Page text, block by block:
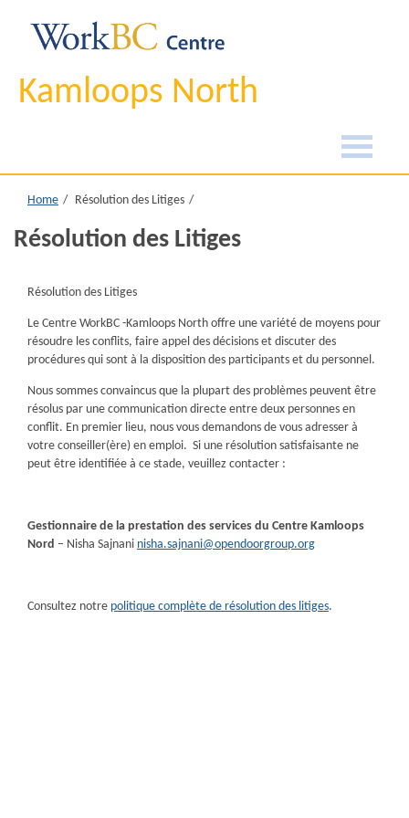
Kamloops North
Home Résolution des Litiges
Résolution des Litiges
Résolution des Litiges
Le Centre WorkBC -Kamloops North offre une variété de moyens pour
résoudre les conflits, faire appel des décisions et discuter des
procédures qui sont à la disposition des participants et du personnel.
Nous sommes convaincus que la plupart des problèmes peuvent être
résolus par une communication directe entre deux personnes en
conflit. En premier lieu, nous vous demandons de vous adresser à
votre conseiller(ère) en emploi. Si une résolution satisfaisante ne
peut être identifiée à ce stade, veuillez contacter :
Gestionnaire de la prestation des services du Centre Kamloops
Nord – Nisha Sajnani nisha.sajnani@opendoorgroup.org
Consultez notre politique complète de résolution des litiges.